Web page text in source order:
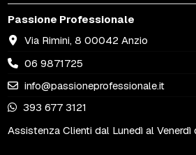
Passione Professionale
Via Rimini, 8 00042 Anzio
06 9871725
info@passioneprofessionale.it
393 677 3121
Assistenza Clienti dal Lunedì al